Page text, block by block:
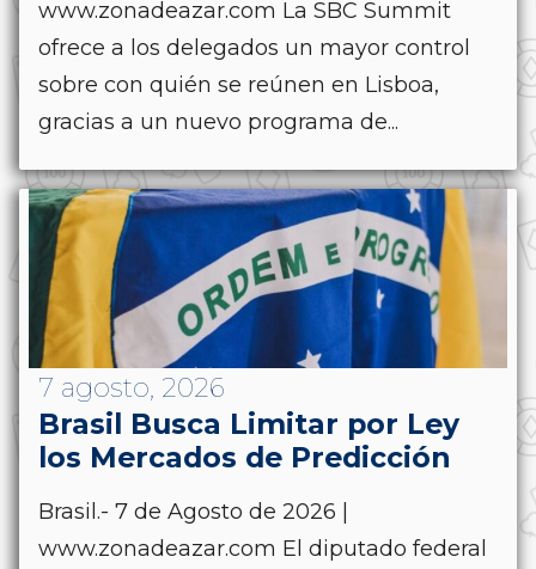
www.zonadeazar.com La SBC Summit
ofrece a los delegados un mayor control
sobre con quién se reúnen en Lisboa,
gracias a un nuevo programa de...
7 agosto, 2026
Brasil Busca Limitar por Ley
los Mercados de Predicción
Brasil.- 7 de Agosto de 2026 |
www.zonadeazar.com El diputado federal